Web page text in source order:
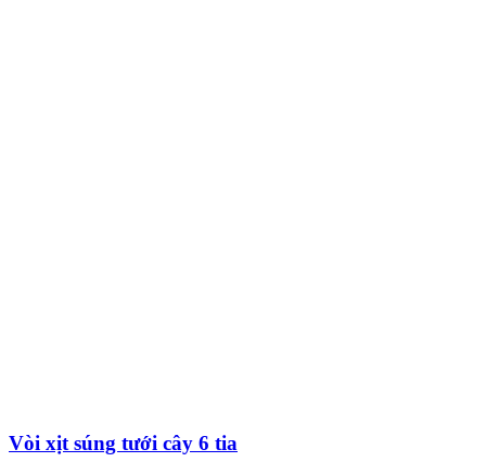
Vòi xịt súng tưới cây 6 tia